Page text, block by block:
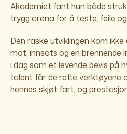
Akademiet fant hun både
trygg arena for å teste, feile
Den raske utviklingen kom ikke
mot, innsats og en brennende
i dag som et levende bevis på
talent får de rette verktøyene
hennes skjøt fart, og